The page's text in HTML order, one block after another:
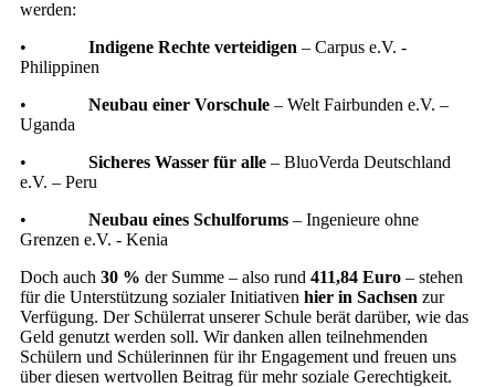
werden:
• Indigene Rechte verteidigen – Carpus e.V. -
Philippinen
• Neubau einer Vorschule – Welt Fairbunden e.V. –
Uganda
• Sicheres Wasser für alle – BluoVerda Deutschland
e.V. – Peru
• Neubau eines Schulforums – Ingenieure ohne
Grenzen e.V. - Kenia
Doch auch 30 % der Summe – also rund 411,84 Euro – stehen
für die Unterstützung sozialer Initiativen hier in Sachsen zur
Verfügung. Der Schülerrat unserer Schule berät darüber, wie das
Geld genutzt werden soll. Wir danken allen teilnehmenden
Schülern und Schülerinnen für ihr Engagement und freuen uns
über diesen wertvollen Beitrag für mehr soziale Gerechtigkeit.